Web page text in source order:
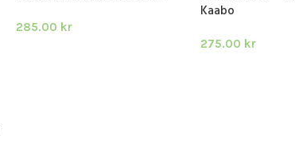
285.00 kr
Kaabo
275.00 kr